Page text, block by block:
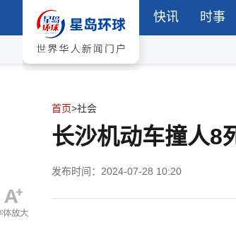
快讯 时事
首页>社会
长沙机动车撞人8
发布时间：2024-07-28 10:20